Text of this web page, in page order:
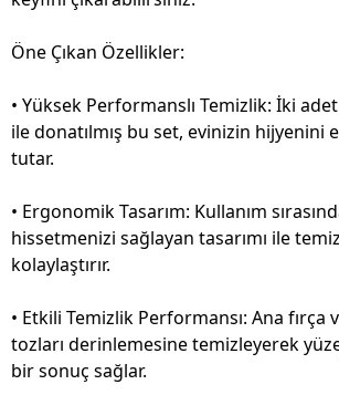
Öne Çıkan Özellikler:
• Yüksek Performanslı Temizlik: İki
ile donatılmış bu set, evinizin hijyenini
tutar.
• Ergonomik Tasarım: Kullanım
hissetmenizi sağlayan tasarımı ile
kolaylaştırır.
• Etkili Temizlik Performansı: Ana fırça
tozları derinlemesine temizleyerek
bir sonuç sağlar.